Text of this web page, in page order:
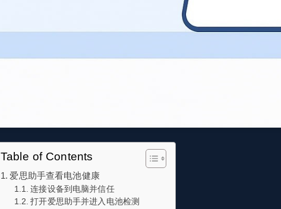
Table of Contents
爱思助手查看电池健康
连接设备到电脑并信任
打开爱思助手并进入电池检测